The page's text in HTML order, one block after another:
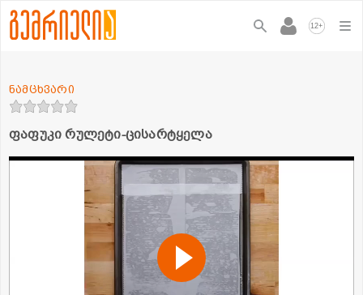
12+
ფაფუკი რულეტი-ცისარტყელა
ნამცხვარი